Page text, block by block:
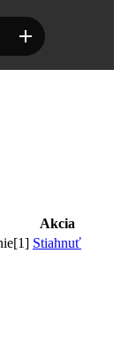
Akcia
Stiahnuť